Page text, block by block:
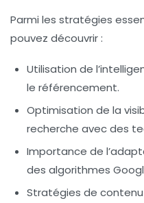
Parmi les stratégies
pouvez découvrir :
Utilisation de
le référencement.
Optimisation de la
recherche avec des
Importance de
des algorithmes
Stratégies de